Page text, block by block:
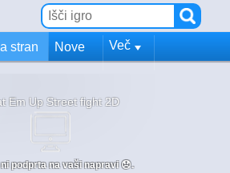
stran Nove Več
Em Up Street fight 2D
podprta na vaši napravi 😞.